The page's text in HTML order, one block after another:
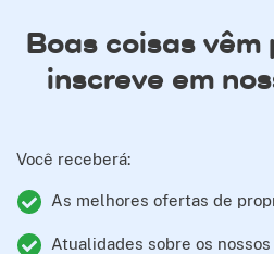
Boas coisas vêm
inscreve em
Você receberá:
As melhores ofertas de
Atualidades sobre os